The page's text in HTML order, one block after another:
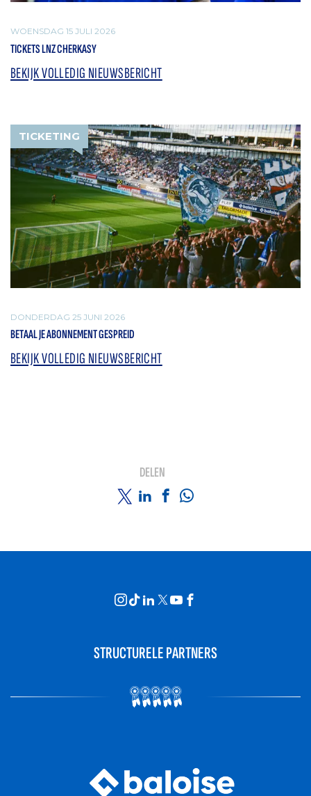
WOENSDAG 15 JULI 2026
TICKETS LNZ CHERKASY
BEKIJK VOLLEDIG NIEUWSBERICHT
TICKETING
DONDERDAG 25 JUNI 2026
BETAAL JE ABONNEMENT GESPREID
BEKIJK VOLLEDIG NIEUWSBERICHT
DELEN
STRUCTURELE PARTNERS